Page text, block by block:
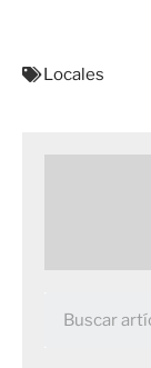
Locales